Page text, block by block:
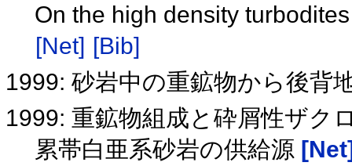
On the high density
[Net] [Bib]
1999: 砂岩中の重鉱物から後背
1999: 重鉱物組成と砕屑性ザク
累帯白亜系砂岩の供給源